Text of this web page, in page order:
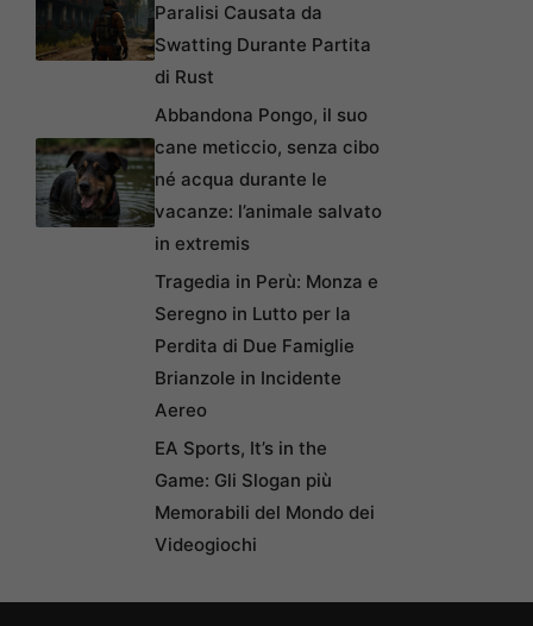
Paralisi Causata da
Swatting Durante Partita
di Rust
Abbandona Pongo, il suo
cane meticcio, senza cibo
né acqua durante le
vacanze: l’animale salvato
in extremis
Tragedia in Perù: Monza e
Seregno in Lutto per la
Perdita di Due Famiglie
Brianzole in Incidente
Aereo
EA Sports, It’s in the
Game: Gli Slogan più
Memorabili del Mondo dei
Videogiochi